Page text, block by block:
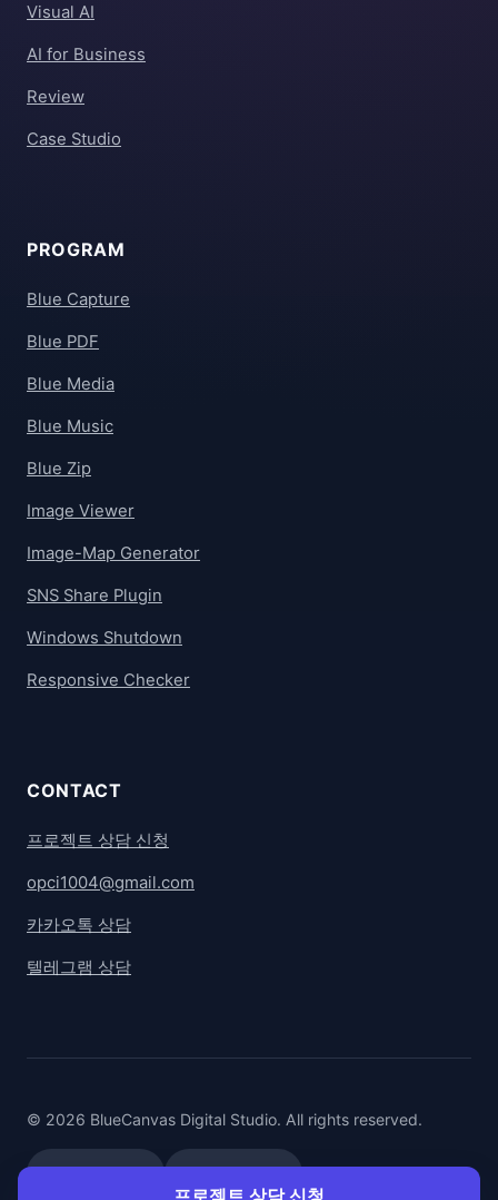
프로젝트 상담 신청
Visual AI
AI for Business
Review
Case Studio
PROGRAM
Blue Capture
Blue PDF
Blue Media
Blue Music
Blue Zip
Image Viewer
Image-Map Generator
SNS Share Plugin
Windows Shutdown
Responsive Checker
CONTACT
프로젝트 상담 신청
opci1004@gmail.com
카카오톡 상담
텔레그램 상담
© 2026 BlueCanvas Digital Studio. All rights reserved.